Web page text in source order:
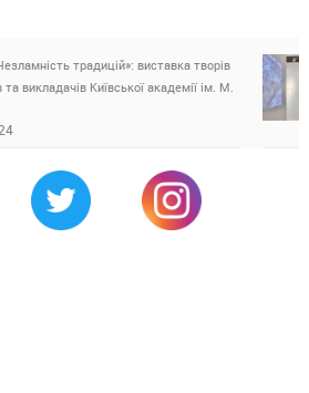
традицій»: виставка творів
та викладачів Київської академії ім. М.